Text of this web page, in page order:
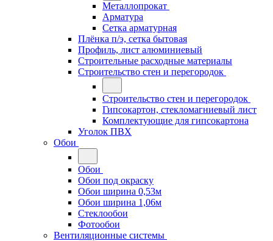
Металлопрокат
Арматура
Сетка арматурная
Плёнка п/э, сетка бытовая
Профиль, лист алюминиевый
Строительные расходные материалы
Строительство стен и перегородок
Строительство стен и перегородок
Гипсокартон, стекломагниевый лист
Комплектующие для гипсокартона
Уголок ПВХ
Обои
Обои
Обои под окраску
Обои ширина 0,53м
Обои ширина 1,06м
Стеклообои
Фотообои
Вентиляционные системы